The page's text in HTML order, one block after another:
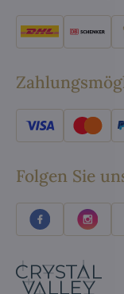
Folgen Sie